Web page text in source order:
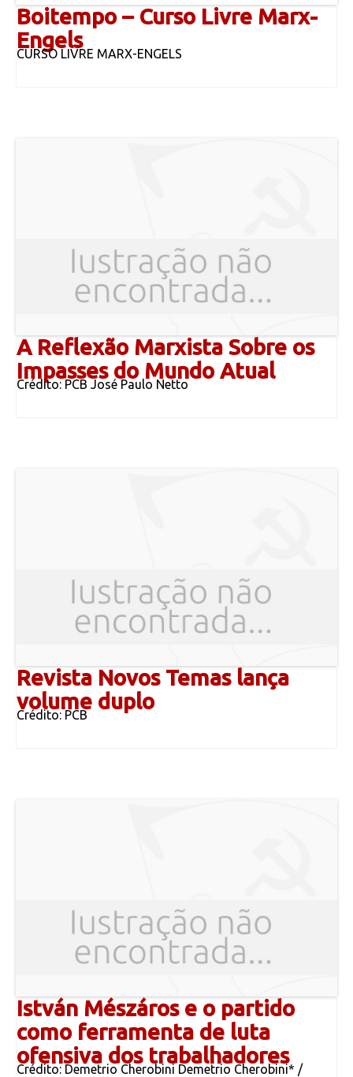
Boitempo – Curso Livre Marx-
Engels
CURSO LIVRE MARX-ENGELS
A Reflexão Marxista Sobre os
Impasses do Mundo Atual
Crédito: PCB José Paulo Netto
Revista Novos Temas lança
volume duplo
Crédito: PCB
István Mészáros e o partido
como ferramenta de luta
ofensiva dos trabalhadores
Crédito: Demetrio Cherobini Demetrio Cherobini* /